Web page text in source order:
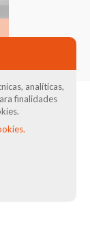
tranquilidad
analíticas,
finalidades